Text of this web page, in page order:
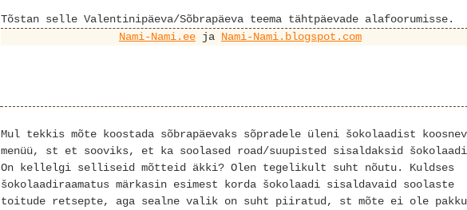
Tõstan selle Valentinipäeva/Sõbrapäeva teema tähtpäevade alafoorumisse.
Nami-Nami.ee ja Nami-Nami.blogspot.com
Mul tekkis mõte koostada sõbrapäevaks sõpradele üleni šokolaadist koosnev
menüü, st et sooviks, et ka soolased road/suupisted sisaldaksid
On kellelgi selliseid mõtteid äkki? Olen tegelikult suht nõutu. Kuldses
šokolaadiraamatus märkasin esimest korda šokolaadi sisaldavaid soolaste
toitude retsepte, aga sealne valik on suht piiratud, st mõte ei ole